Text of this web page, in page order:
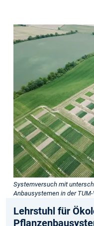
Systemversuch mit
Anbausystemen in der
Lehrstuhl für